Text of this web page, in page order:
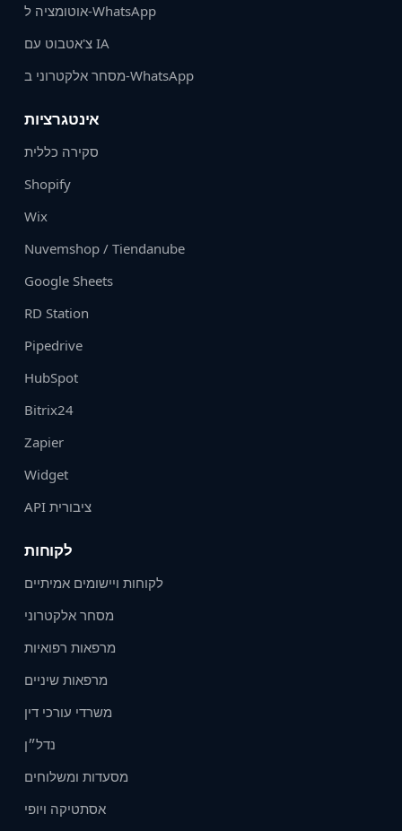
אוטומציה ל‑WhatsApp
צ'אטבוט עם IA
מסחר אלקטרוני ב-WhatsApp
אינטגרציות
סקירה כללית
Shopify
Wix
Nuvemshop / Tiendanube
Google Sheets
RD Station
Pipedrive
HubSpot
Bitrix24
Zapier
Widget
API ציבורית
לקוחות
לקוחות ויישומים אמיתיים
מסחר אלקטרוני
מרפאות רפואיות
מרפאות שיניים
משרדי עורכי דין
נדל״ן
מסעדות ומשלוחים
אסתטיקה ויופי